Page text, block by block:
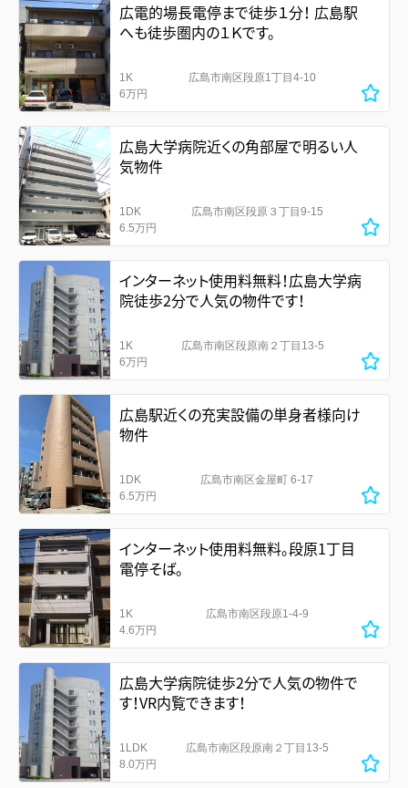
広電的場長電停まで徒歩１分！ 広島駅
へも徒歩圏内の１Ｋです。
1K
6万円
広島市南区段原1丁目4-10
広島大学病院近くの角部屋で明るい人
気物件
1DK
6.5万円
広島市南区段原３丁目9-15
インターネット使用料無料！広島大学病
院徒歩2分で人気の物件です！
1K
6万円
広島市南区段原南２丁目13-5
広島駅近くの充実設備の単身者様向け
物件
1DK
6.5万円
広島市南区金屋町 6-17
インターネット使用料無料。段原1丁目
電停そば。
1K
4.6万円
広島市南区段原1-4-9
広島大学病院徒歩2分で人気の物件で
す！VR内覧できます！
1LDK
8.0万円
広島市南区段原南２丁目13-5